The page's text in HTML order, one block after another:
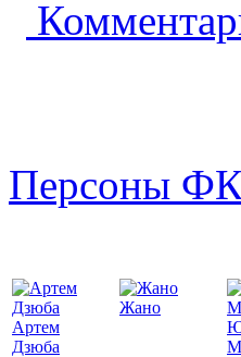
Персоны ФК
Артем
Дзюба
Жано